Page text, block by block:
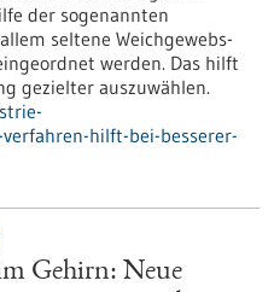
der sogenannten
seltene Weichgewebs-
werden. Das hilft
gezielter auszuwählen.
hilft-bei-besserer-
Gehirn: Neue